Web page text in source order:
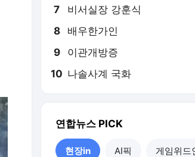
7 비서실장 강훈식
8 배우한가인
9 이관개방증
10 나솔사계 국화
연합뉴스 PICK
현장in AI픽 게임위드